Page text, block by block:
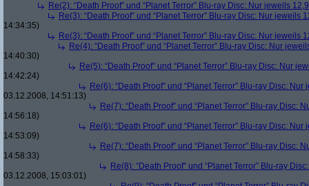
Re(2): “Death Proof” und “Planet Terror” Blu-ray Disc: Nur jeweils
Re(3): “Death Proof” und “Planet Terror” Blu-ray Disc: Nur jeweils
14:34:35)
Re(3): “Death Proof” und “Planet Terror” Blu-ray Disc: Nur jeweils
Re(4): “Death Proof” und “Planet Terror” Blu-ray Disc: Nur
14:40:30)
Re(5): “Death Proof” und “Planet Terror” Blu-ray Disc: Nur
14:42:24)
Re(6): “Death Proof” und “Planet Terror” Blu-ray Disc:
03.12.2008, 14:51:13)
Re(7): “Death Proof” und “Planet Terror” Blu-ray Disc:
14:56:18)
Re(6): “Death Proof” und “Planet Terror” Blu-ray Disc:
14:53:09)
Re(7): “Death Proof” und “Planet Terror” Blu-ray Disc:
14:58:33)
Re(8): “Death Proof” und “Planet Terror” Blu-ray
03.12.2008, 15:03:01)